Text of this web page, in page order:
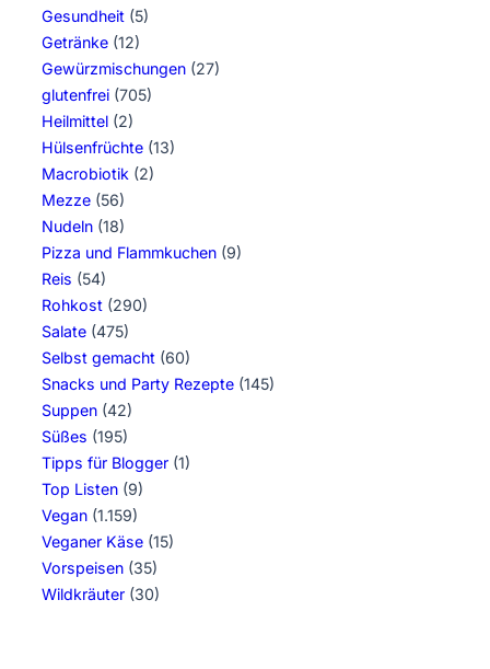
Gesundheit (5)
Getränke (12)
Gewürzmischungen (27)
glutenfrei (705)
Heilmittel (2)
Hülsenfrüchte (13)
Macrobiotik (2)
Mezze (56)
Nudeln (18)
Pizza und Flammkuchen (9)
Reis (54)
Rohkost (290)
Salate (475)
Selbst gemacht (60)
Snacks und Party Rezepte (145)
Suppen (42)
Süßes (195)
Tipps für Blogger (1)
Top Listen (9)
Vegan (1.159)
Veganer Käse (15)
Vorspeisen (35)
Wildkräuter (30)